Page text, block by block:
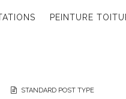
PEINTURE
STANDARD POST TYPE